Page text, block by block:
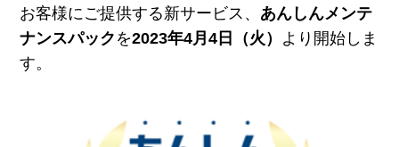
お客様にご提供する新サービス、 あんしんメンテ
ナンスパック を2023年4月4日（火）
より開始しま
す。